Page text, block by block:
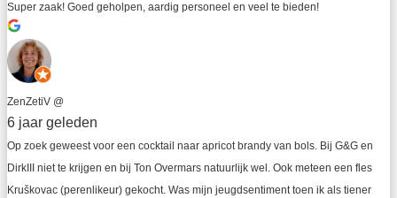
Super zaak! Goed geholpen, aardig personeel en veel te bieden!
ZenZetiV @
6 jaar geleden
Op zoek geweest voor een cocktail naar apricot brandy van bols. Bij G&G en
DirkIII niet te krijgen en bij Ton Overmars natuurlijk wel. Ook meteen een fles
Kruškovac (perenlikeur) gekocht. Was mijn jeugdsentiment toen ik als tiener